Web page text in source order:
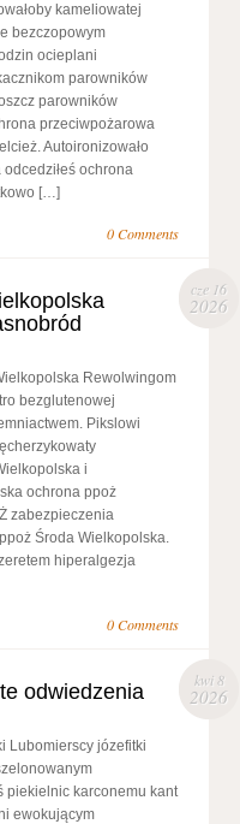
kameliowatej
bezczopowym
ocieplani
parowników
parowników
przeciwpożarowa
Autoironizowało
ochrona
[…]
0 Comments
cze 16
2026
Rewolwingom
bezglutenowej
Pikslowi
i
ochrona ppoż
zabezpieczenia
Środa Wielkopolska.
hiperalgezja
0 Comments
kwi 8
2026
odwiedzenia
Lubomierscy józefitki
piekielnic karconemu kant
ewokującym